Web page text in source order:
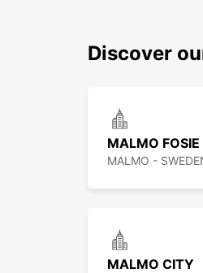
Discover
MALMO FOSIE
MALMO -
MALMO CITY